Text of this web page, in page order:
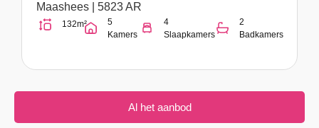
Maashees | 5823 AR
132m²
5
Kamers
4
Slaapkamers
2
Badkamers
Al het aanbod